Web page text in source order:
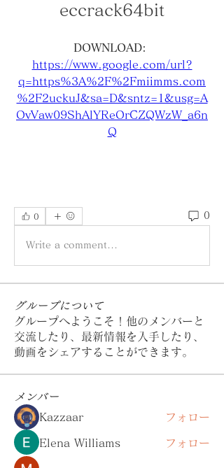
eccrack64bit
https://www.google.com/url?
q=https%3A%2F%2Fmiimms.com
%2F2uckuJ&sa=D&sntz=1&usg=A
OvVaw09ShAlYReOrCZQWzW_a6n
Q
0 0
Write a comment...
グループについて
グループへようこそ！他のメンバーと
交流したり、最新情報を入手したり、
動画をシェアすることができます。
メンバー
Kazzaar
フォロー
Elena Williams フォロー